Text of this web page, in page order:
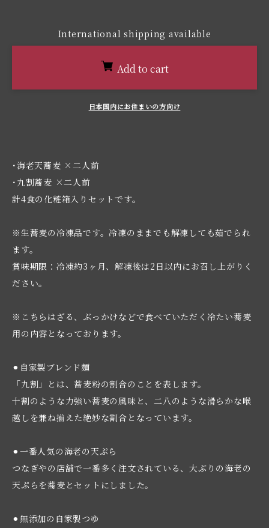
International shipping available
Add to cart
日本国内にお住まいの方向け
･海老天蕎麦 ×二人前
･九割蕎麦 ×二人前
計4食の化粧箱入りセットです。
※生蕎麦の冷凍品です。冷凍のままでも解凍しても茹でられ
ます。
賞味期限：冷凍約3ヶ月、解凍後は2日以内にお召し上がりく
ださい。
※こちらはざる、ぶっかけなどで食べていただく冷たい蕎麦
用の内容となっております。
⚫︎自家製ブレンド麺
「九割」とは、蕎麦粉の割合のことを表します。
十割のような力強い蕎麦の風味と、二八のような滑らかな喉
越しを兼ね揃えた絶妙な割合となっています。
⚫︎一番人気の海老の天ぷら
つなぎやの店舗で一番多く注文されている、大ぶりの海老の
天ぷらを蕎麦とセットにしました。
⚫︎無添加の自家製つゆ